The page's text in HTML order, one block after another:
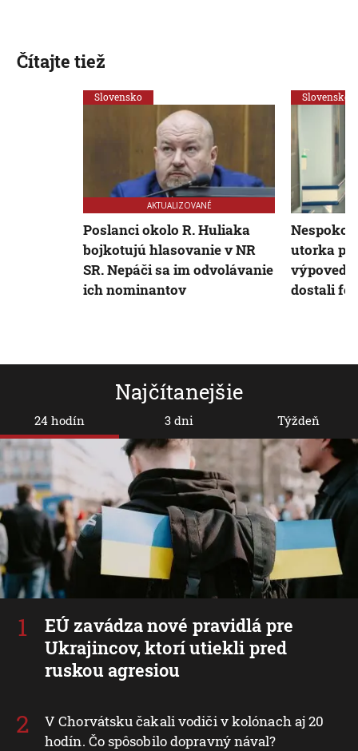
Najčítanejšie
24 hodín
EÚ zavádza nové pravidlá pre
Ukrajincov, ktorí utiekli pred
ruskou agresiou
V Chorvátsku čakali vodiči v kolónach aj 20
hodín. Čo spôsobilo dopravný nával?
3 dni Týždeň
Čítajte tiež
Slovensko
AKTUALIZOVANÉ
Poslanci okolo R. Huliaka
bojkotujú hlasovanie v NR
SR. Nepáči sa im odvolávanie
ich nominantov
Slovensko
utorka
dostali